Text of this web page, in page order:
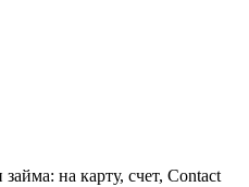
на карту, счет, Contact